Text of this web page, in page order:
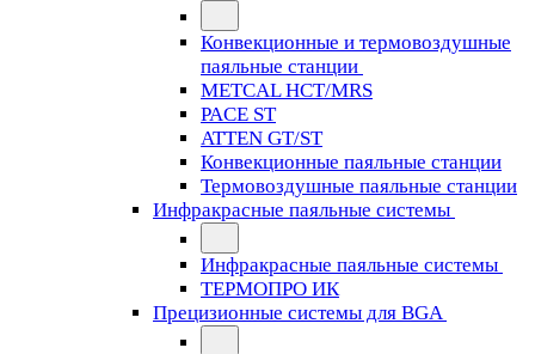
Конвекционные и термовоздушные
паяльные станции
METCAL HCT/MRS
PACE ST
ATTEN GT/ST
Конвекционные паяльные станции
Термовоздушные паяльные станции
Инфракрасные паяльные системы
Инфракрасные паяльные системы
ТЕРМОПРО ИК
Прецизионные системы для BGA